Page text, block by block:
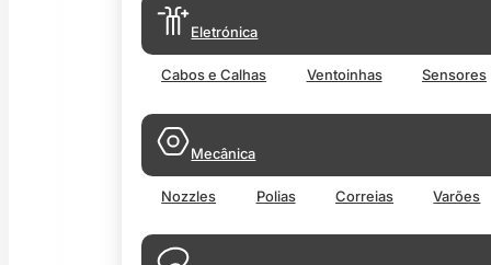
Eletrónica
Cabos e Calhas Ventoinhas Sensores
Mecânica
Nozzles Polias Correias Varões